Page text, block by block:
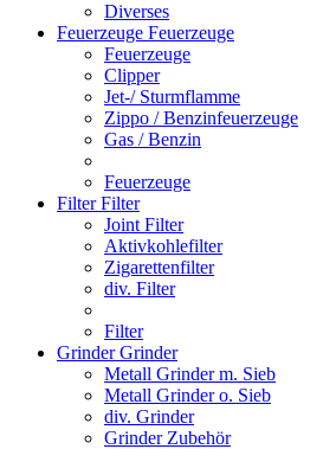
Diverses
Feuerzeuge Feuerzeuge
Feuerzeuge
Clipper
Jet-/ Sturmflamme
Zippo / Benzinfeuerzeuge
Gas / Benzin
Feuerzeuge
FilterFilter
Joint Filter
Aktivkohlefilter
Zigarettenfilter
div. Filter
Filter
GrinderGrinder
Metall Grinder m. Sieb
Metall Grinder o. Sieb
div. Grinder
Grinder Zubehör